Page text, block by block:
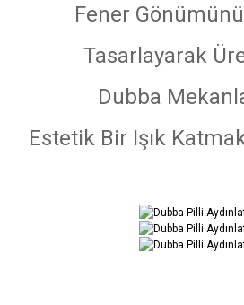
Fener
Tasarlayarak
Dubba
Estetik Bir Işık